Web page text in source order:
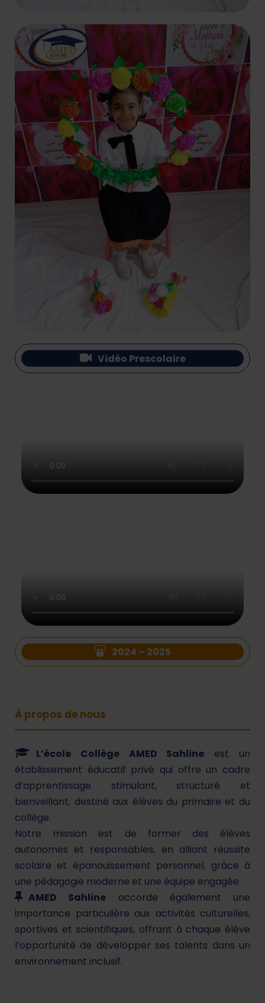
Vidéo Prescolaire
2024 – 2025
À propos de nous
L’école Collège AMED Sahline est un
établissement éducatif privé qui offre un cadre
d’apprentissage stimulant, structuré et
bienveillant, destiné aux élèves du primaire et du
collège.
Notre mission est de former des élèves
autonomes et responsables, en alliant réussite
scolaire et épanouissement personnel, grâce à
une pédagogie moderne et une équipe engagée.
AMED Sahline accorde également une
importance particulière aux activités culturelles,
sportives et scientifiques, offrant à chaque élève
l’opportunité de développer ses talents dans un
environnement inclusif.